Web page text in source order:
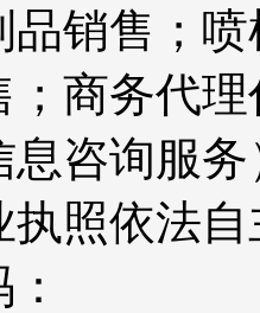
品销售；
；商务代
息咨询服
执照依法